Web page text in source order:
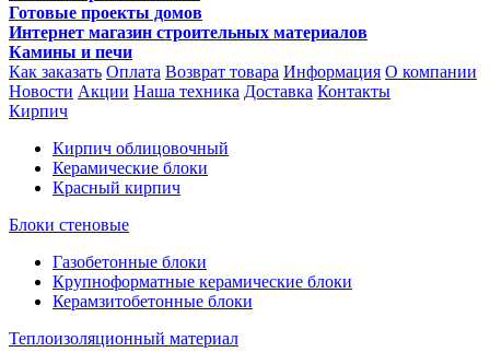
Готовые проекты домов
Интернет магазин строительных материалов
Камины и печи
Как заказать Оплата Возврат товара Информация О компании
Новости Акции Наша техника Доставка Контакты
Кирпич
Кирпич облицовочный
Керамические блоки
Красный кирпич
Блоки стеновые
Газобетонные блоки
Крупноформатные керамические блоки
Керамзитобетонные блоки
Теплоизоляционный материал